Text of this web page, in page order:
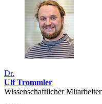
Dr.
Ulf Trommler
Wissenschaftlicher Mitarbeiter